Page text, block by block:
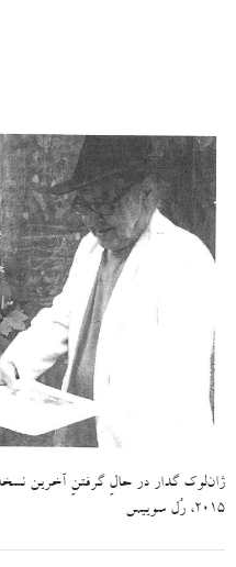
ژان‌لوک گدار در حالِ گرفتنِ آخرین
۲۰۱۵، رُل سوییس